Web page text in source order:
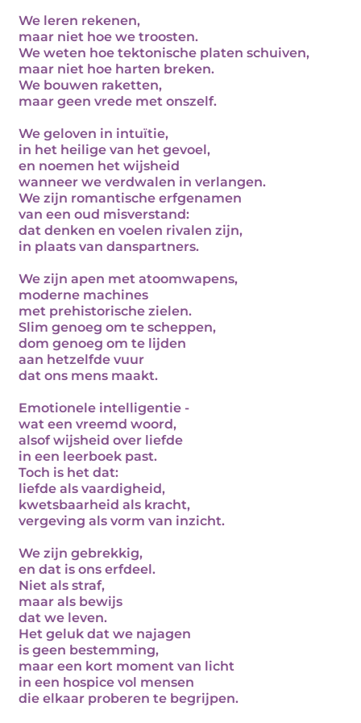
We leren rekenen,
maar niet hoe we troosten.
We weten hoe tektonische platen schuiven,
maar niet hoe harten breken.
We bouwen raketten,
maar geen vrede met onszelf.
We geloven in intuïtie,
in het heilige van het gevoel,
en noemen het wijsheid
wanneer we verdwalen in verlangen.
We zijn romantische erfgenamen
van een oud misverstand:
dat denken en voelen rivalen zijn,
in plaats van danspartners.
We zijn apen met atoomwapens,
moderne machines
met prehistorische zielen.
Slim genoeg om te scheppen,
dom genoeg om te lijden
aan hetzelfde vuur
dat ons mens maakt.
Emotionele intelligentie -
wat een vreemd woord,
alsof wijsheid over liefde
in een leerboek past.
Toch is het dat:
liefde als vaardigheid,
kwetsbaarheid als kracht,
vergeving als vorm van inzicht.
We zijn gebrekkig,
en dat is ons erfdeel.
Niet als straf,
maar als bewijs
dat we leven.
Het geluk dat we najagen
is geen bestemming,
maar een kort moment van licht
in een hospice vol mensen
die elkaar proberen te begrijpen.